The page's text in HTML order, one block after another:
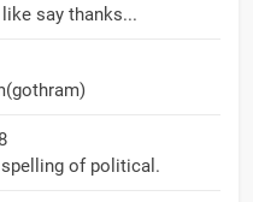
say thanks...
of political.